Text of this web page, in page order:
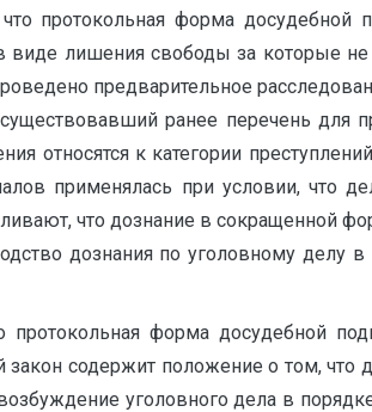
протокольная форма досудебной
виде лишения свободы за которые
предварительное
ранее перечень для
относятся к категории
применялась при условии, что
что дознание в сокращенной
дознания по уголовному делу
форма досудебной
содержит положение о том, что
уголовного дела в